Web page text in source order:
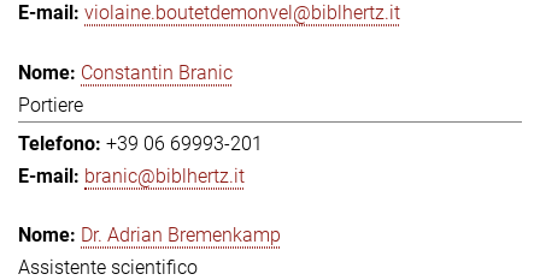
violaine.boutetdemonvel@biblhertz.it
Constantin Branic
Portiere
+39 06 69993-201
branic@biblhertz.it
Dr. Adrian Bremenkamp
Assistente scientifico